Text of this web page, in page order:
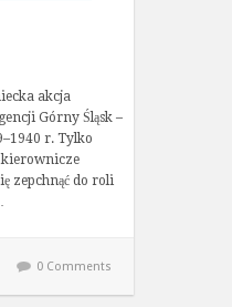
akcja
Górny Śląsk –
r. Tylko
zepchnąć do roli
0 Comments